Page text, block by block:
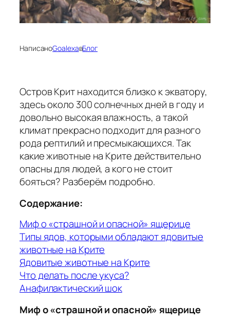
НаписаноGoalexaвБлог
Остров Крит находится близко к экватору,
здесь около 300 солнечных дней в году и
довольно высокая влажность, а такой
климат прекрасно подходит для разного
рода рептилий и пресмыкающихся. Так
какие животные на Крите действительно
опасны для людей, а кого не стоит
бояться? Разберём подробно.
Содержание:
Миф о «страшной и опасной» ящерице
Типы ядов, которыми обладают ядовитые
животные на Крите
Ядовитые животные на Крите
Что делать после укуса?
Анафилактический шок
Миф о «страшной и опасной» ящерице